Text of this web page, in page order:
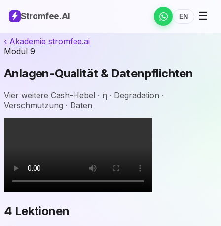
Stromfee.AI EN ☰
‹ Akademie stromfee.ai
Modul 9
Anlagen-Qualität & Datenpflichten
Vier weitere Cash-Hebel · η · Degradation ·
Verschmutzung · Daten
4 Lektionen